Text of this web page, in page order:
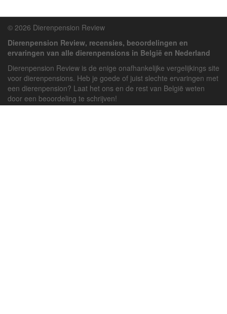
© 2026 Dierenpension Review
Dierenpension Review, recensies, beoordelingen en
ervaringen van alle dierenpensions in België en Nederland
Dierenpension Review is de enige onafhankelijke vergelijkings site
voor dierenpensions. Heb je goede of juist slechte ervaringen met
een dierenpension? Laat het ons en de rest van België weten
door een beoordeling te schrijven!